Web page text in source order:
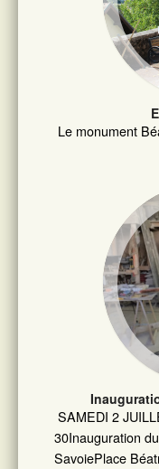
Le monument
SAMEDI 2
30Inauguration
SavoiePlace